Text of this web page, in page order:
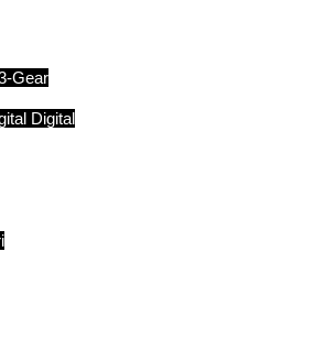
Gear
Digital